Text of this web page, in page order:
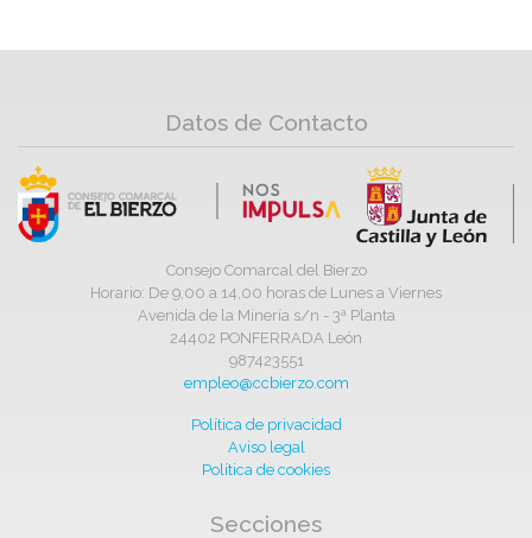
Datos de Contacto
Consejo Comarcal del Bierzo
Horario: De 9,00 a 14,00 horas de Lunes a Viernes
Avenida de la Minería s/n - 3ª Planta
24402 PONFERRADA León
987423551
empleo@ccbierzo.com
Política de privacidad
Aviso legal
Política de cookies
Secciones